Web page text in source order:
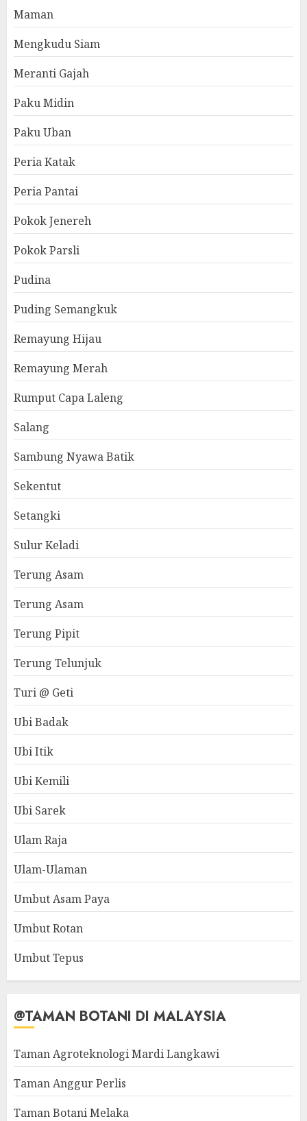
Maman
Mengkudu Siam
Meranti Gajah
Paku Midin
Paku Uban
Peria Katak
Peria Pantai
Pokok Jenereh
Pokok Parsli
Pudina
Puding Semangkuk
Remayung Hijau
Remayung Merah
Rumput Capa Laleng
Salang
Sambung Nyawa Batik
Sekentut
Setangki
Sulur Keladi
Terung Asam
Terung Asam
Terung Pipit
Terung Telunjuk
Turi @ Geti
Ubi Badak
Ubi Itik
Ubi Kemili
Ubi Sarek
Ulam Raja
Ulam-Ulaman
Umbut Asam Paya
Umbut Rotan
Umbut Tepus
@TAMAN BOTANI DI MALAYSIA
Taman Agroteknologi Mardi Langkawi
Taman Anggur Perlis
Taman Botani Melaka